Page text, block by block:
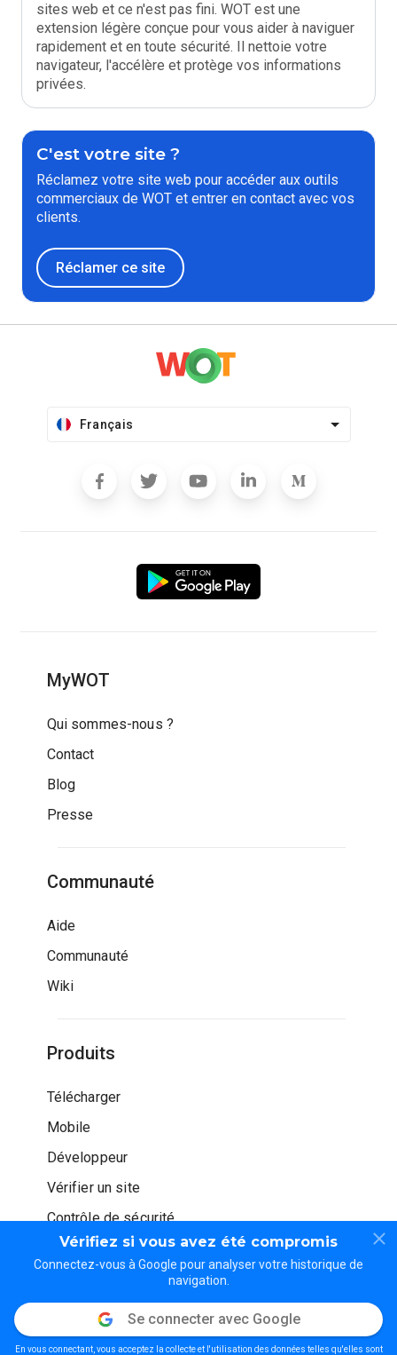
Vérifiez si vous avez été compromis
Connectez-vous à Google pour analyser votre historique de
navigation.
Se connecter avec Google
En vous connectant, vous acceptez la collecte et l'utilisation des données telles qu'elles sont
sites web et ce n'est pas fini. WOT est une
extension légère conçue pour vous aider à naviguer
rapidement et en toute sécurité. Il nettoie votre
navigateur, l'accélère et protège vos informations
privées.
C'est votre site ?
Réclamez votre site web pour accéder aux outils
commerciaux de WOT et entrer en contact avec vos
clients.
Réclamer ce site
Français
MyWOT
Qui sommes-nous ?
Contact
Blog
Presse
Communauté
Aide
Communauté
Wiki
Produits
Télécharger
Mobile
Développeur
Vérifier un site
Contrôle de sécurité
© WOT Services LP. Tous droits réservés